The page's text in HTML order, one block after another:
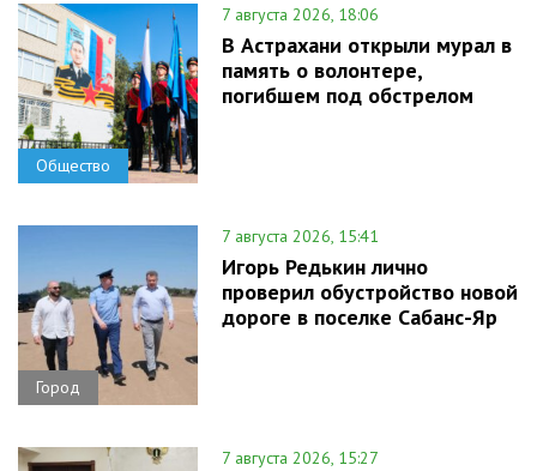
Общество
7 августа 2026, 18:06
В Астрахани открыли мурал в
память о волонтере,
погибшем под обстрелом
Город
7 августа 2026, 15:41
Игорь Редькин лично
проверил обустройство новой
дороге в поселке Сабанс-Яр
7 августа 2026, 15:27